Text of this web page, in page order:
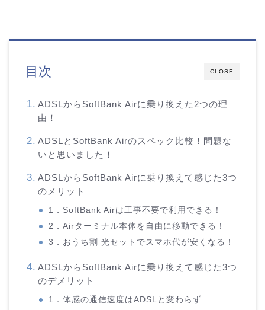
CLOSE
目次
ADSLからSoftBank Airに乗り換えた2つの理
由！
ADSLとSoftBank Airのスペック比較！問題な
いと思いました！
ADSLからSoftBank Airに乗り換えて感じた3つ
のメリット
1．SoftBank Airは工事不要で利用できる！
2．Airターミナル本体を自由に移動できる！
3．おうち割 光セットでスマホ代が安くなる！
ADSLからSoftBank Airに乗り換えて感じた3つ
のデメリット
1．体感の通信速度はADSLと変わらず…